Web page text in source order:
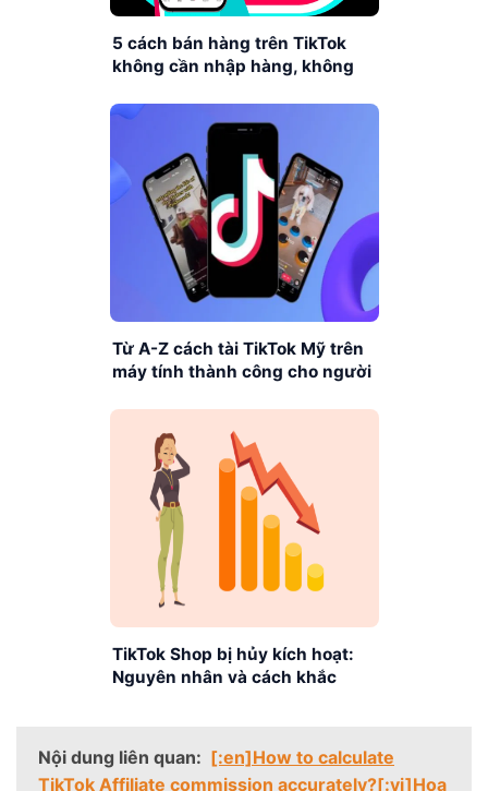
5 cách bán hàng trên TikTok
không cần nhập hàng, không
Từ A-Z cách tài TikTok Mỹ trên
máy tính thành công cho người
TikTok Shop bị hủy kích hoạt:
Nguyên nhân và cách khắc
Nội dung liên quan: [:en]How to calculate
TikTok Affiliate commission accurately?[:vi]Hoa